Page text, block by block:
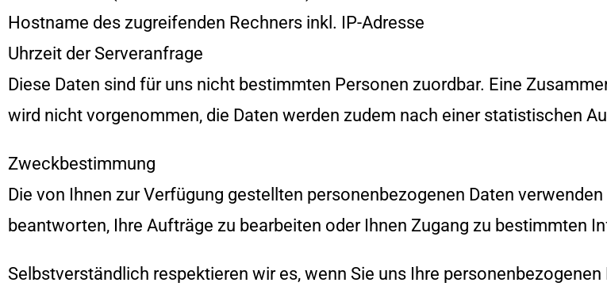
Hostname des zugreifenden Rechners inkl. IP-Adresse
Uhrzeit der Serveranfrage
Diese Daten sind für uns nicht bestimmten Personen zuordbar. Eine
wird nicht vorgenommen, die Daten werden zudem nach einer statistischen
Zweckbestimmung
Die von Ihnen zur Verfügung gestellten personenbezogenen Daten
beantworten, Ihre Aufträge zu bearbeiten oder Ihnen Zugang zu bestimmten
Selbstverständlich respektieren wir es, wenn Sie uns Ihre